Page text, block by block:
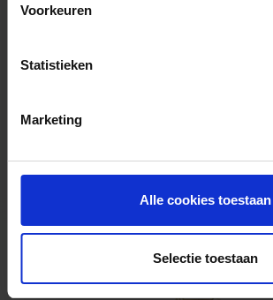
Voorkeuren
Statistieken
Marketing
Alle cookies toestaan
Selectie toestaan
cadeaukaart in delen uitgeven.